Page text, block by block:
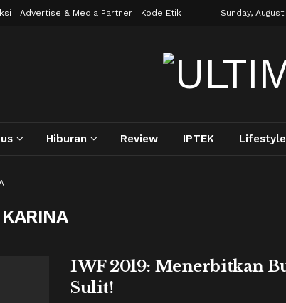
Advertise & Media Partner Kode Etik Sunday,
Hiburan Review IPTEK Lifestyle
IWF 2019: Menerbitkan
Sulit!